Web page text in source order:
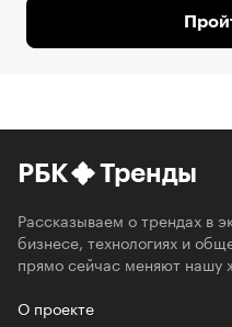
РБК Тренды
Рассказываем о трендах в
бизнесе, технологиях и
прямо сейчас меняют нашу
О проекте